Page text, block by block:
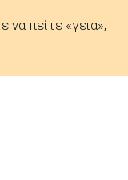
να πείτε «γεια»;